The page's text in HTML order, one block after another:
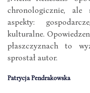
chronologicznie, ale
aspekty:
kulturalne.
płaszczyznach to
sprostał autor.
Patrycja Pendrakowska